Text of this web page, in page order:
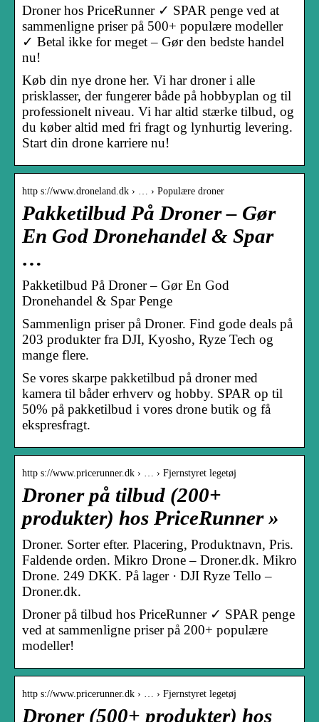
Droner hos PriceRunner ✓ SPAR penge ved at
sammenligne priser på 500+ populære modeller
✓ Betal ikke for meget – Gør den bedste handel
nu!
Køb din nye drone her. Vi har droner i alle
prisklasser, der fungerer både på hobbyplan og til
professionelt niveau. Vi har altid stærke tilbud, og
du køber altid med fri fragt og lynhurtig levering.
Start din drone karriere nu!
http s://www.droneland.dk › … › Populære droner
Pakketilbud På Droner – Gør
En God Dronehandel & Spar
…
Pakketilbud På Droner – Gør En God
Dronehandel & Spar Penge
Sammenlign priser på Droner. Find gode deals på
203 produkter fra DJI, Kyosho, Ryze Tech og
mange flere.
Se vores skarpe pakketilbud på droner med
kamera til båder erhverv og hobby. SPAR op til
50% på pakketilbud i vores drone butik og få
ekspresfragt.
http s://www.pricerunner.dk › … › Fjernstyret legetøj
Droner på tilbud (200+
produkter) hos PriceRunner »
Droner. Sorter efter. Placering, Produktnavn, Pris.
Faldende orden. Mikro Drone – Droner.dk. Mikro
Drone. 249 DKK. På lager · DJI Ryze Tello –
Droner.dk.
Droner på tilbud hos PriceRunner ✓ SPAR penge
ved at sammenligne priser på 200+ populære
modeller!
http s://www.pricerunner.dk › … › Fjernstyret legetøj
Droner (500+ produkter) hos